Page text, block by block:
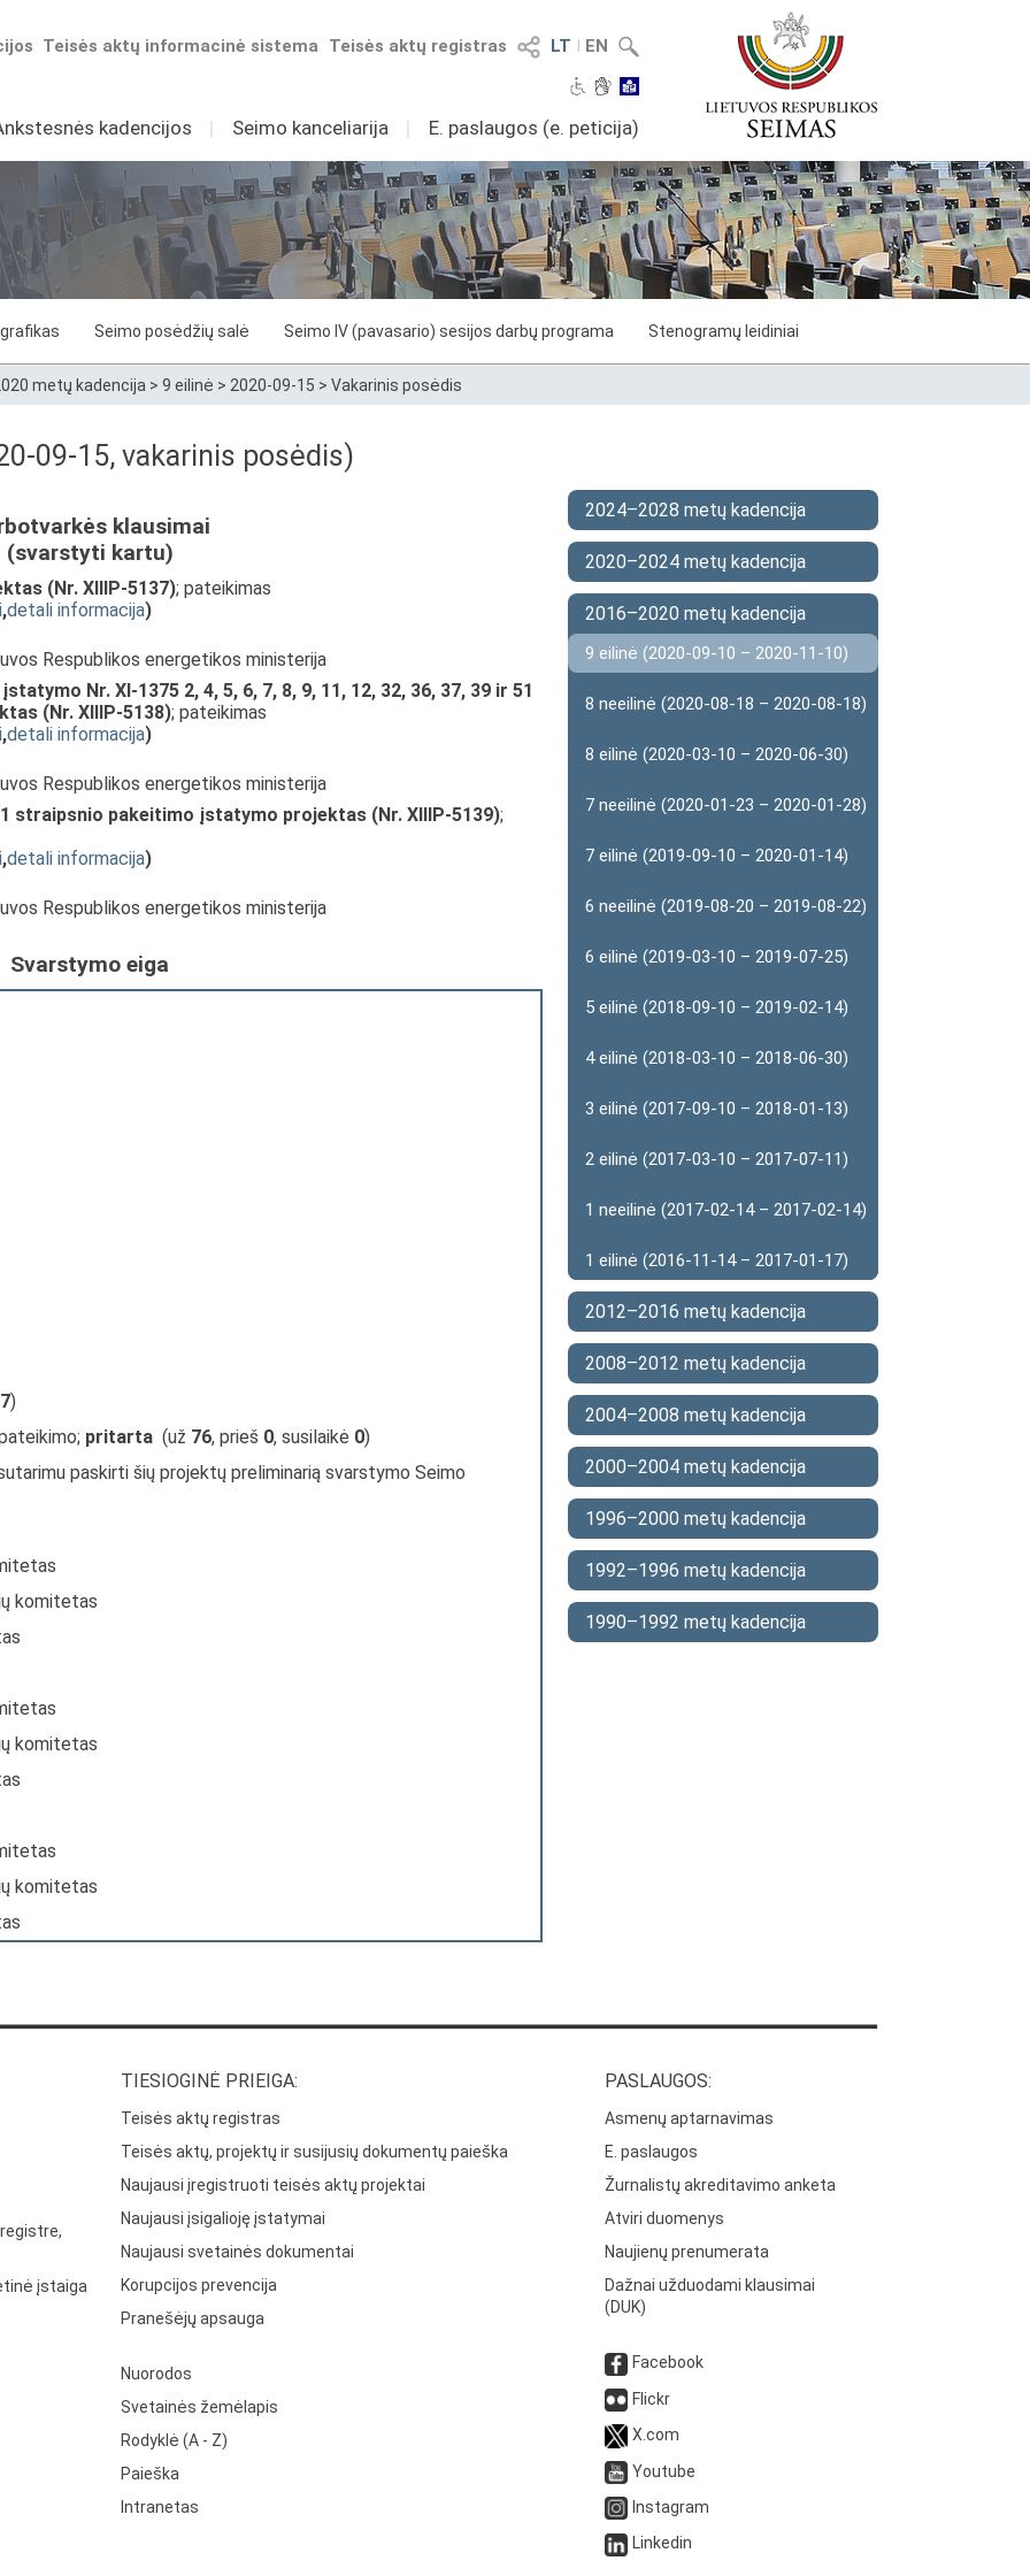
LT I EN
Teisės aktų registras
Teisės aktų informacinė sistema
kadencijos I Seimo kanceliarija I E. paslaugos (e. peticija)
grafikas Seimo posėdžių salė Seimo IV (pavasario) sesijos darbų programa Stenogramų leidiniai
metų kadencija > 9 eilinė > 2020-09-15 > Vakarinis posėdis
09-15, vakarinis posėdis)
klausimai
(svarstyti kartu)
(Nr. XIIIP-5137); pateikimas
,detali informacija)
Respublikos energetikos ministerija
Nr. XI-1375 2, 4, 5, 6, 7, 8, 9, 11, 12, 32, 36, 37, 39 ir 51
(Nr. XIIIP-5138); pateikimas
,detali informacija)
Respublikos energetikos ministerija
1 straipsnio pakeitimo įstatymo projektas (Nr. XIIIP-5139);
,detali informacija)
Respublikos energetikos ministerija
Svarstymo eiga
)
pritarta (už 76, prieš 0, susilaikė 0)
paskirti šių projektų preliminarią svarstymo Seimo
komitetas
komitetas
komitetas
2024–2028 metų kadencija
2020–2024 metų kadencija
2016–2020 metų kadencija
9 eilinė (2020-09-10 – 2020-11-10)
8 neeilinė (2020-08-18 – 2020-08-18)
8 eilinė (2020-03-10 – 2020-06-30)
7 neeilinė (2020-01-23 – 2020-01-28)
7 eilinė (2019-09-10 – 2020-01-14)
6 neeilinė (2019-08-20 – 2019-08-22)
6 eilinė (2019-03-10 – 2019-07-25)
5 eilinė (2018-09-10 – 2019-02-14)
4 eilinė (2018-03-10 – 2018-06-30)
3 eilinė (2017-09-10 – 2018-01-13)
2 eilinė (2017-03-10 – 2017-07-11)
1 neeilinė (2017-02-14 – 2017-02-14)
1 eilinė (2016-11-14 – 2017-01-17)
2012–2016 metų kadencija
2008–2012 metų kadencija
2004–2008 metų kadencija
2000–2004 metų kadencija
1996–2000 metų kadencija
1992–1996 metų kadencija
1990–1992 metų kadencija
įstaiga
TIESIOGINĖ PRIEIGA:
Teisės aktų registras
Teisės aktų, projektų ir susijusių dokumentų paieška
Naujausi įregistruoti teisės aktų projektai
Naujausi įsigalioję įstatymai
Naujausi svetainės dokumentai
Korupcijos prevencija
Pranešėjų apsauga
Nuorodos
Svetainės žemėlapis
Rodyklė (A - Z)
Paieška
Intranetas
PASLAUGOS:
Asmenų aptarnavimas
E. paslaugos
Žurnalistų akreditavimo anketa
Atviri duomenys
Naujienų prenumerata
Dažnai užduodami klausimai
(DUK)
Facebook
Flickr
X.com
Youtube
Instagram
Linkedin